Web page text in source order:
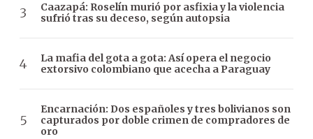
Caazapá: Roselín murió por asfixia y la violencia
sufrió tras su deceso, según autopsia
La mafia del gota a gota: Así opera el negocio
extorsivo colombiano que acecha a Paraguay
Encarnación: Dos españoles y tres bolivianos son
capturados por doble crimen de compradores de
oro